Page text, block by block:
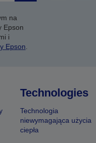
na
Epson
i
Epson.
Technologies
Technologia
niewymagająca użycia
ciepła